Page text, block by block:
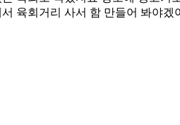
육회거리 사서 함 만들어 봐야겠